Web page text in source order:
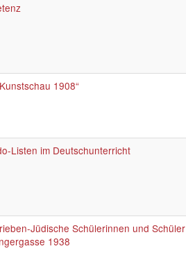
1908“
Listen im Deutschunterricht
Jüdische Schülerinnen und Schüler
1938